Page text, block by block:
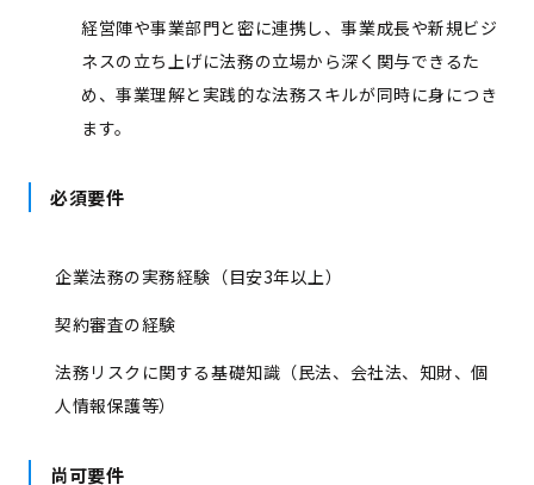
経営陣や事業部門と密に連携し、事業成長や新規ビジ
ネスの立ち上げに法務の立場から深く関与できるた
め、事業理解と実践的な法務スキルが同時に身につき
ます。
必須要件
企業法務の実務経験（目安3年以上）
契約審査の経験
法務リスクに関する基礎知識（民法、会社法、知財、個
人情報保護等）
尚可要件